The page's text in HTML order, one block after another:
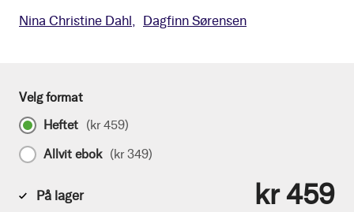
Nina Christine Dahl Dagfinn Sørensen
Velg format
Heftet (kr 459)
Allvit ebok (kr 349)
På lager kr 459